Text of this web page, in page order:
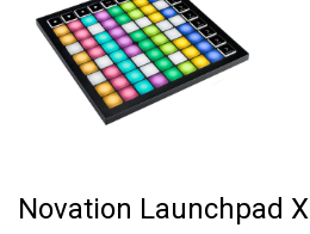
Novation Launchpad X